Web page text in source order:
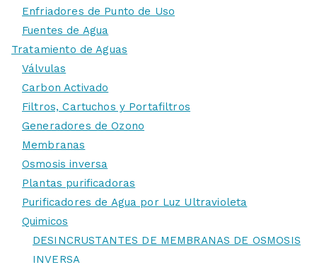
Enfriadores de Punto de Uso
Fuentes de Agua
Tratamiento de Aguas
Válvulas
Carbon Activado
Filtros, Cartuchos y Portafiltros
Generadores de Ozono
Membranas
Osmosis inversa
Plantas purificadoras
Purificadores de Agua por Luz Ultravioleta
Quimicos
DESINCRUSTANTES DE MEMBRANAS DE OSMOSIS
INVERSA